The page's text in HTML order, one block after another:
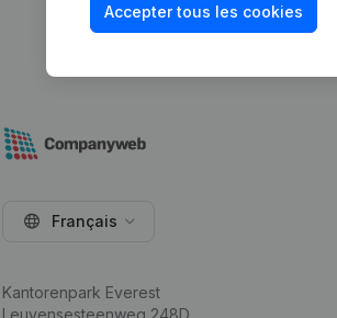
Accepter tous les cookies
Français
Kantorenpark Everest
Leuvensesteenweg 248D,